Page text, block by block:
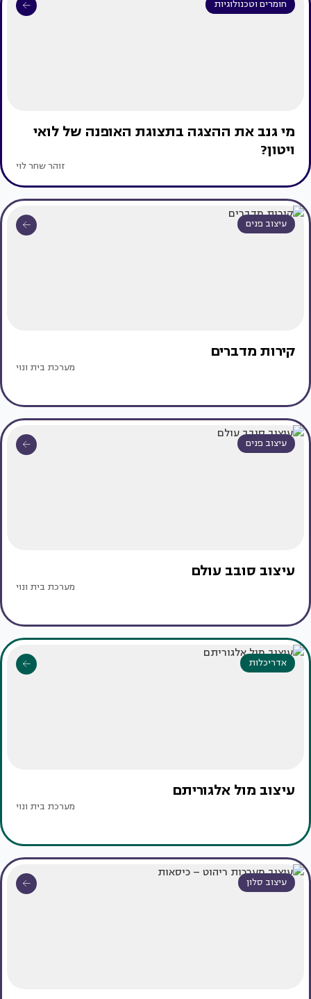
חומרים וטכנולוגיות
מי גנב את ההצגה בתצוגת האופנה של לואי
ויטון?
זוהר שחר לוי
עיצוב פנים
קירות מדברים
מערכת בית ונוי
עיצוב פנים
עיצוב סובב עולם
מערכת בית ונוי
אדריכלות
עיצוב מול אלגוריתם
מערכת בית ונוי
עיצוב סלון